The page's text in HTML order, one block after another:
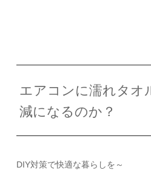
エアコンに濡れタオ
減になるのか？
DIY対策で快適な暮らしを～